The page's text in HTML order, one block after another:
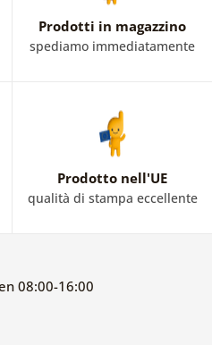
Prodotti in magazzino
spediamo immediatamente
Prodotto nell'UE
qualità di stampa eccellente
08:00-16:00